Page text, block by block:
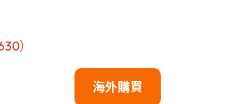
）
海外購買